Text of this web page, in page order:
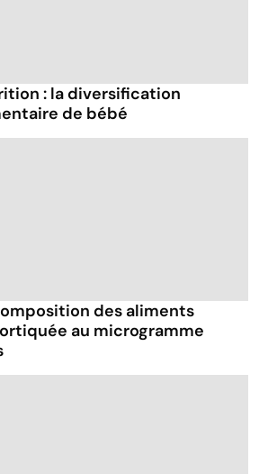
: la diversification
de bébé
des aliments
au microgramme